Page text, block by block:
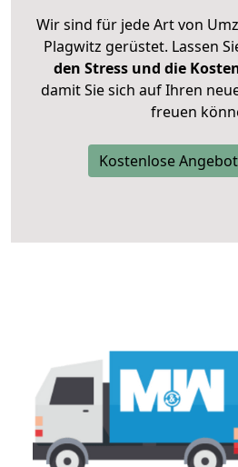
Wir sind für jede Art von
Plagwitz gerüstet. Lassen
den Stress und die
damit Sie sich auf Ihren
freuen
Kostenlose